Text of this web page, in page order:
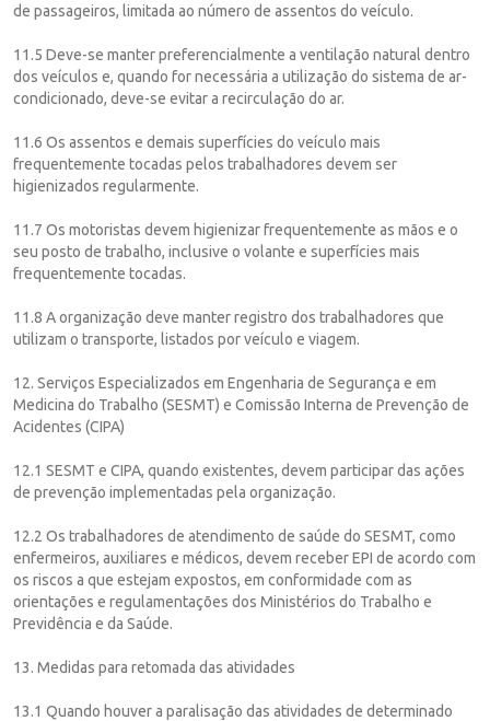
de passageiros, limitada ao número de assentos do veículo.
11.5 Deve-se manter preferencialmente a ventilação natural dentro
dos veículos e, quando for necessária a utilização do sistema de ar-
condicionado, deve-se evitar a recirculação do ar.
11.6 Os assentos e demais superfícies do veículo mais
frequentemente tocadas pelos trabalhadores devem ser
higienizados regularmente.
11.7 Os motoristas devem higienizar frequentemente as mãos e o
seu posto de trabalho, inclusive o volante e superfícies mais
frequentemente tocadas.
11.8 A organização deve manter registro dos trabalhadores que
utilizam o transporte, listados por veículo e viagem.
12. Serviços Especializados em Engenharia de Segurança e em
Medicina do Trabalho (SESMT) e Comissão Interna de Prevenção de
Acidentes (CIPA)
12.1 SESMT e CIPA, quando existentes, devem participar das ações
de prevenção implementadas pela organização.
12.2 Os trabalhadores de atendimento de saúde do SESMT, como
enfermeiros, auxiliares e médicos, devem receber EPI de acordo com
os riscos a que estejam expostos, em conformidade com as
orientações e regulamentações dos Ministérios do Trabalho e
Previdência e da Saúde.
13. Medidas para retomada das atividades
13.1 Quando houver a paralisação das atividades de determinado